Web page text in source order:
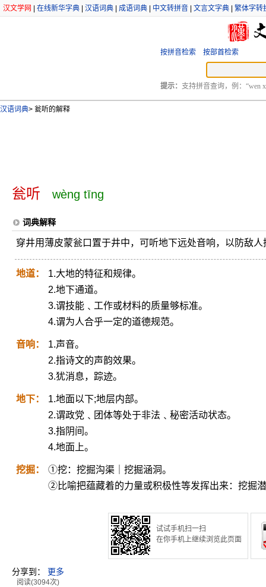
汉文学网 在线新华字典 汉语词典 成语词典 中文转拼音 文言文字典 繁体字转
按拼音检索 按部首检索
提示： 支持拼音查询，例：“wen
汉语词典> 瓮听的解释
瓮听 wèng tīng
词典解释
穿井用薄皮蒙瓮口置于井中，可听地下远处音响，以防敌人
地道：
1.大地的特征和规律。
2.地下通道。
3.谓技能﹑工作或材料的质量够标准。
4.谓为人合乎一定的道德规范。
音响：
1.声音。
2.指诗文的声韵效果。
3.犹消息，踪迹。
地下：
1.地面以下;地层内部。
2.谓政党﹑团体等处于非法﹑秘密活动状态。
3.指阴间。
4.地面上。
挖掘：
①挖：挖掘沟渠｜挖掘涵洞。
②比喻把蕴藏着的力量或积极性等发挥出来：挖掘
试试手机扫一扫
在你手机上继续浏览此页面
分享到： 更多
阅读(3094次)